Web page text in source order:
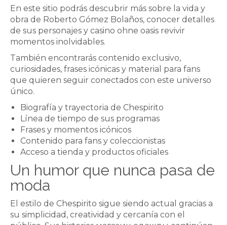
En este sitio podrás descubrir más sobre la vida y
obra de Roberto Gómez Bolaños, conocer detalles
de sus personajes y casino ohne oasis revivir
momentos inolvidables.
También encontrarás contenido exclusivo,
curiosidades, frases icónicas y material para fans
que quieren seguir conectados con este universo
único.
Biografía y trayectoria de Chespirito
Línea de tiempo de sus programas
Frases y momentos icónicos
Contenido para fans y coleccionistas
Acceso a tienda y productos oficiales
Un humor que nunca pasa de
moda
El estilo de Chespirito sigue siendo actual gracias a
su simplicidad, creatividad y cercanía con el